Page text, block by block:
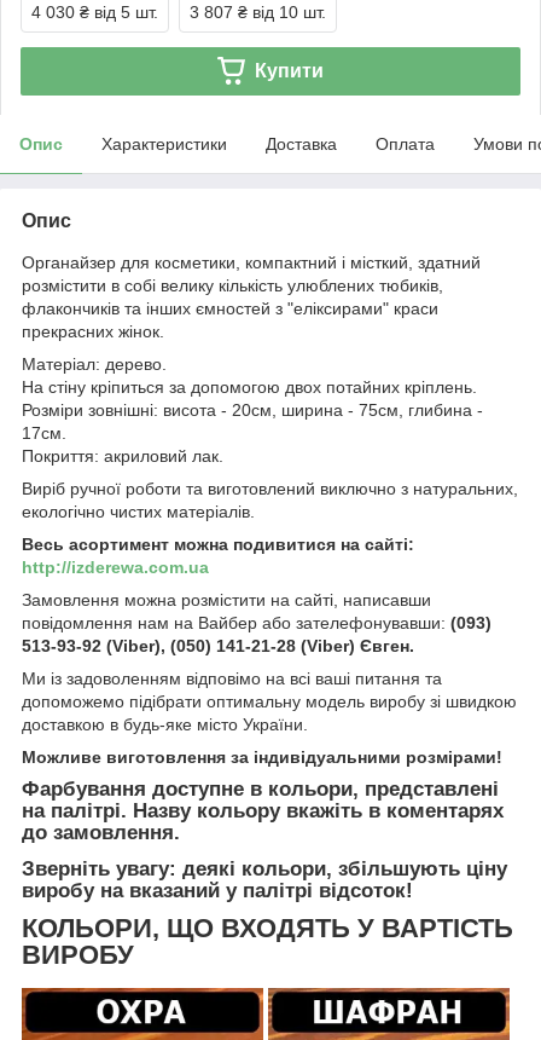
4 030 ₴ від 5 шт. 3 807 ₴ від 10 шт.
Купити
Опис Характеристики Доставка Оплата Умови
Опис
Органайзер для косметики, компактний і місткий, здатний
розмістити в собі велику кількість улюблених тюбиків,
флакончиків та інших ємностей з "еліксирами" краси
прекрасних жінок.
Матеріал: дерево.
На стіну кріпиться за допомогою двох потайних кріплень.
Розміри зовнішні: висота - 20см, ширина - 75см, глибина -
17см.
Покриття: акриловий лак.
Виріб ручної роботи та виготовлений виключно з натуральних,
екологічно чистих матеріалів.
Весь асортимент можна подивитися на сайті:
http://izderewa.com.ua
Замовлення можна розмістити на сайті, написавши
повідомлення нам на Вайбер або зателефонувавши: (093)
513-93-92 (Viber), (050) 141-21-28 (Viber) Євген.
Ми із задоволенням відповімо на всі ваші питання та
допоможемо підібрати оптимальну модель виробу зі швидкою
доставкою в будь-яке місто України.
Можливе виготовлення за індивідуальними розмірами!
Фарбування доступне в кольори, представлені
на палітрі. Назву кольору вкажіть в коментарях
до замовлення.
Зверніть увагу: деякі кольори, збільшують ціну
виробу на вказаний у палітрі відсоток!
КОЛЬОРИ, ЩО ВХОДЯТЬ У ВАРТІСТЬ
ВИРОБУ